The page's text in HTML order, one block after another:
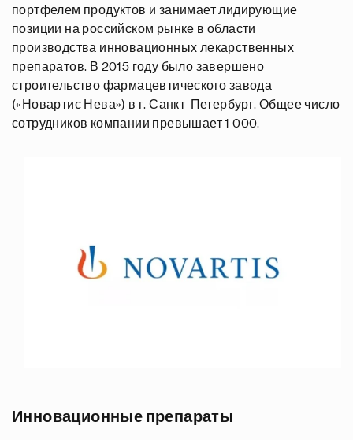
портфелем продуктов и занимает лидирующие
позиции на российском рынке в области
производства инновационных лекарственных
препаратов. В 2015 году было завершено
строительство фармацевтического завода
(«Новартис Нева») в г. Санкт-Петербург. Общее число
сотрудников компании превышает 1 000.
Инновационные препараты